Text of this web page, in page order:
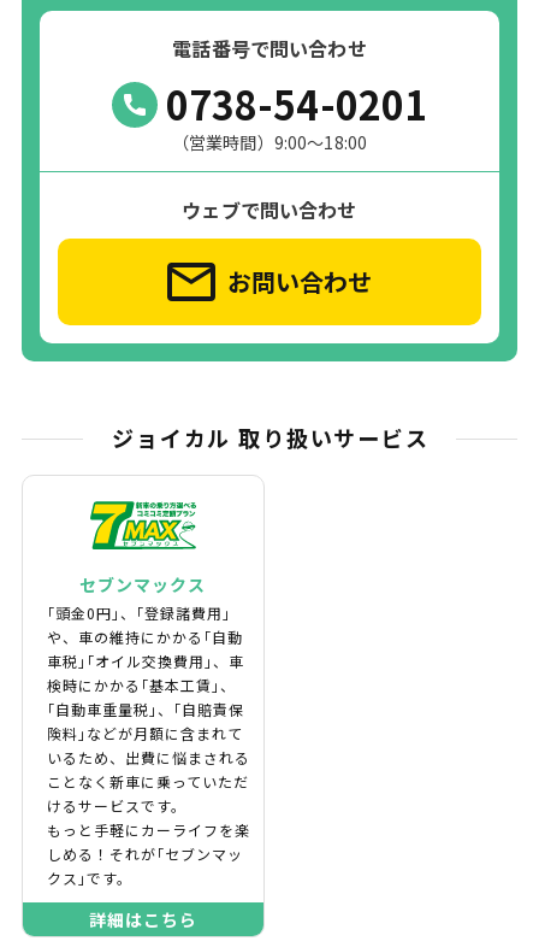
電話番号で問い合わせ
0738-54-0201
（営業時間）9:00～18:00
ウェブで問い合わせ
お問い合わせ
ジョイカル 取り扱いサービス
セブンマックス
｢頭金0円｣、｢登録諸費用｣
や、車の維持にかかる｢自動
車税｣｢オイル交換費用｣、車
検時にかかる｢基本工賃｣、
｢自動車重量税｣、｢自賠責保
険料｣などが月額に含まれて
いるため、出費に悩まされる
ことなく新車に乗っていただ
けるサービスです。
もっと手軽にカーライフを楽
しめる！それが｢セブンマッ
クス｣です。
詳細はこちら